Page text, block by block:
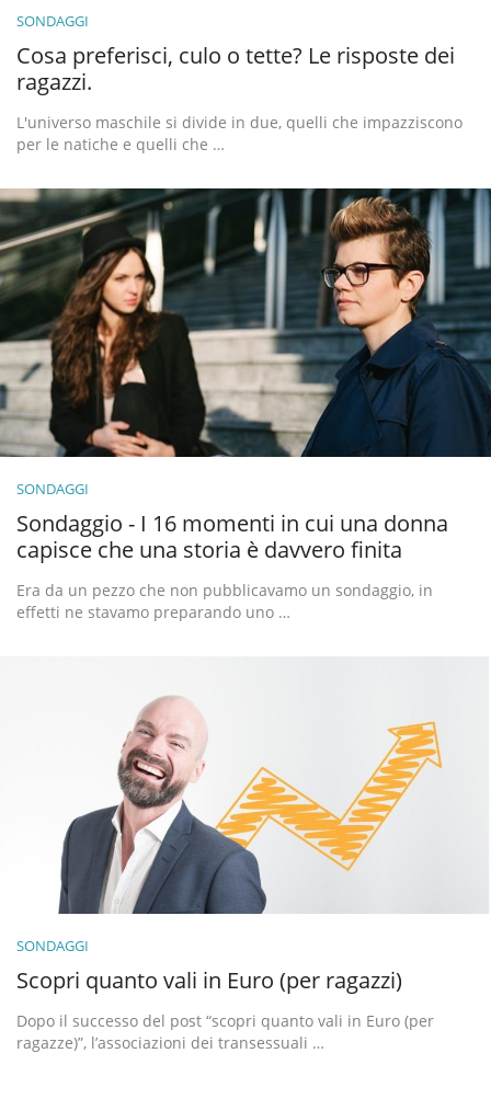
SONDAGGI
Cosa preferisci, culo o tette? Le risposte dei
ragazzi.
L'universo maschile si divide in due, quelli che impazziscono
per le natiche e quelli che …
SONDAGGI
Sondaggio - I 16 momenti in cui una donna
capisce che una storia è davvero finita
Era da un pezzo che non pubblicavamo un sondaggio, in
effetti ne stavamo preparando uno …
SONDAGGI
Scopri quanto vali in Euro (per ragazzi)
Dopo il successo del post “scopri quanto vali in Euro (per
ragazze)”, l’associazioni dei transessuali …